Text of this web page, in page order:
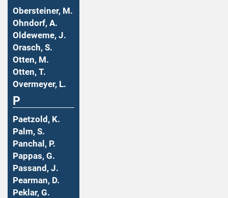
Obersteiner, M.
Ohndorf, A.
Oldeweme, J.
Orasch, S.
Otten, M.
Otten, T.
Overmeyer, L.
P
Paetzold, K.
Palm, S.
Panchal, P.
Pappas, G.
Passand, J.
Pearman, D.
Peklar, G.